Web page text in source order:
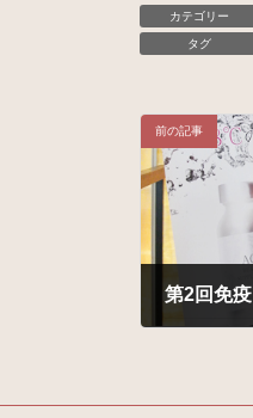
カテゴリー
タグ
前の記事
第2回免